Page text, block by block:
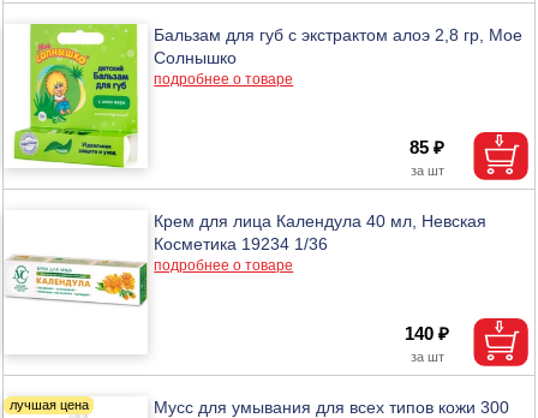
Бальзам для губ с экстрактом алоэ 2,8 гр, Мое
Солнышко
подробнее о товаре
85 ₽
Крем для лица Календула 40 мл, Невская
Косметика 19234 1/36
подробнее о товаре
140 ₽
Мусс для умывания для всех типов кожи 300